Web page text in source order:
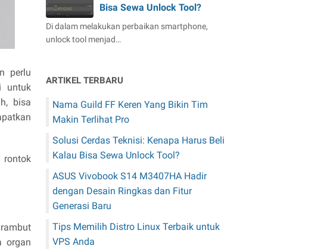
perlu
untuk
bisa
rontok
organ
Bisa Sewa Unlock Tool?
Di dalam melakukan perbaikan smartphone,
unlock tool menjad…
ARTIKEL TERBARU
Nama Guild FF Keren Yang Bikin Tim
Makin Terlihat Pro
Solusi Cerdas Teknisi: Kenapa Harus Beli
Kalau Bisa Sewa Unlock Tool?
ASUS Vivobook S14 M3407HA Hadir
dengan Desain Ringkas dan Fitur
Generasi Baru
Tips Memilih Distro Linux Terbaik untuk
VPS Anda